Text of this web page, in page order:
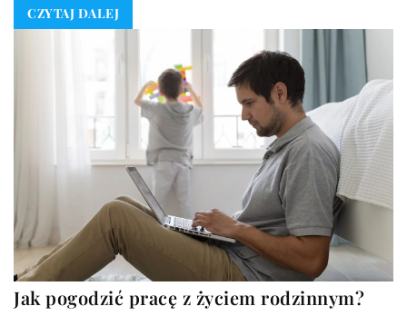
CZYTAJ DALEJ
Jak pogodzić pracę z życiem rodzinnym?